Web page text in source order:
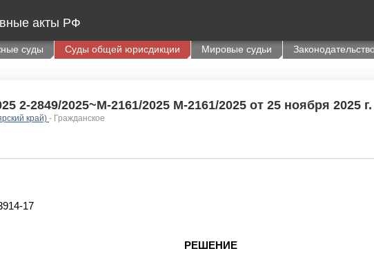
акты РФ
суды Суды общей юрисдикции Мировые судьи
2-2849/2025~М-2161/2025 М-2161/2025 от 25 ноября 2025
край) - Гражданское
17
РЕШЕНИЕ